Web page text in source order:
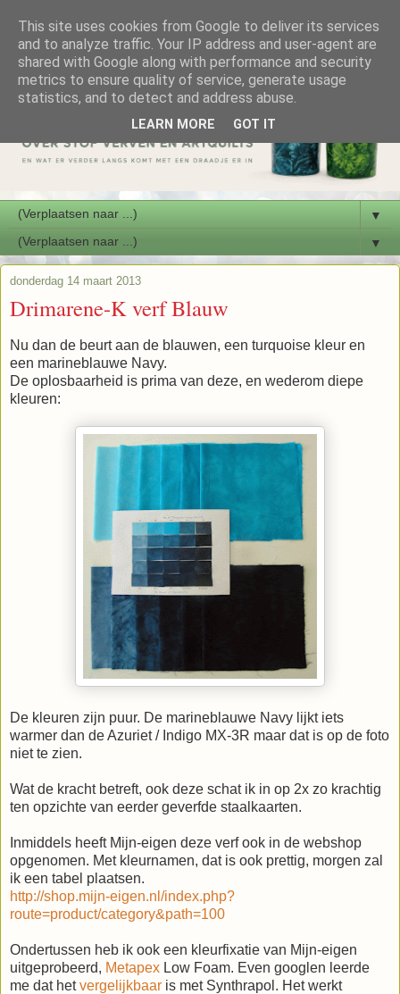
▼
▼
donderdag 14 maart 2013
Drimarene-K verf Blauw
Nu dan de beurt aan de blauwen, een turquoise kleur en
een marineblauwe Navy.
De oplosbaarheid is prima van deze, en wederom diepe
kleuren:
De kleuren zijn puur. De marineblauwe Navy lijkt iets
warmer dan de Azuriet / Indigo MX-3R maar dat is op de foto
niet te zien.
Wat de kracht betreft, ook deze schat ik in op 2x zo krachtig
ten opzichte van eerder geverfde staalkaarten.
Inmiddels heeft Mijn-eigen deze verf ook in de webshop
opgenomen. Met kleurnamen, dat is ook prettig, morgen zal
ik een tabel plaatsen.
http://shop.mijn-eigen.nl/index.php?
route=product/category&path=100
Ondertussen heb ik ook een kleurfixatie van Mijn-eigen
uitgeprobeerd, Metapex Low Foam. Even googlen leerde
me dat hetvergelijkbaar is met Synthrapol. Het werkt
This site uses cookies from Google to deliver its services
and to analyze traffic. Your IP address and user-agent are
shared with Google along with performance and security
metrics to ensure quality of service, generate usage
statistics, and to detect and address abuse.
LEARN MORE GOT IT